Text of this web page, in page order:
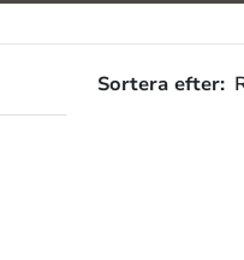
Sortera efter: